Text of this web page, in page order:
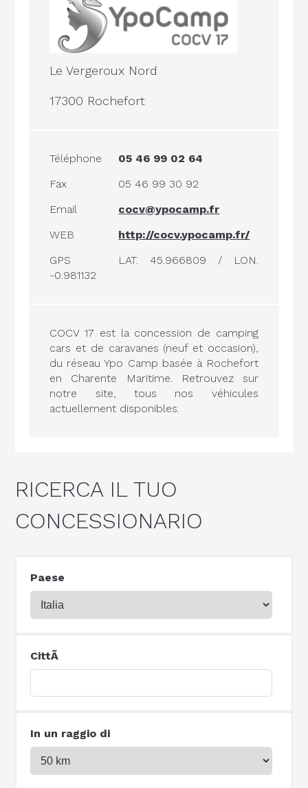
Le Vergeroux Nord
17300 Rochefort
Téléphone
05 46 99 02 64
Fax
05 46 99 30 92
Email
cocv@ypocamp.fr
WEB
http://cocv.ypocamp.fr/
GPS
LAT. 45.966809 / LON.
-0.981132
COCV 17 est la concession de camping
cars et de caravanes (neuf et occasion),
du réseau Ypo Camp basée à Rochefort
en Charente Maritime. Retrouvez sur
notre site, tous nos véhicules
actuellement disponibles.
RICERCA IL TUO
CONCESSIONARIO
Paese
CittÃ
In un raggio di